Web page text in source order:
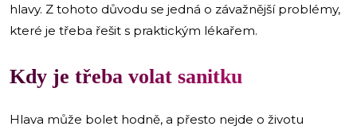
hlavy. Z tohoto důvodu se jedná o závažnější problémy,
které je třeba řešit s praktickým lékařem.
Kdy je třeba volat sanitku
Hlava může bolet hodně, a přesto nejde o životu